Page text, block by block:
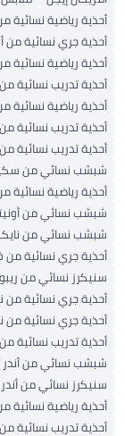
من فانز
أحذية
من أندر آرمور
من لي كوبر
من أندر آرمور
من نايكي
من سكيتشرز
من نايكي
من سكيتشرز
شبشب
من نيو بالانس
أونيتسوكا تايجر
نايكي
أحذية
من فانز
أحذية
من ريبوك
أحذية
من نايكي
أحذية
من نيو بالانس
من بوما
سنيكرز
أندر آرمور
سنيكرز
أندر آرمور
أحذية
من أندر آرمور
من فانز
سنيكرز